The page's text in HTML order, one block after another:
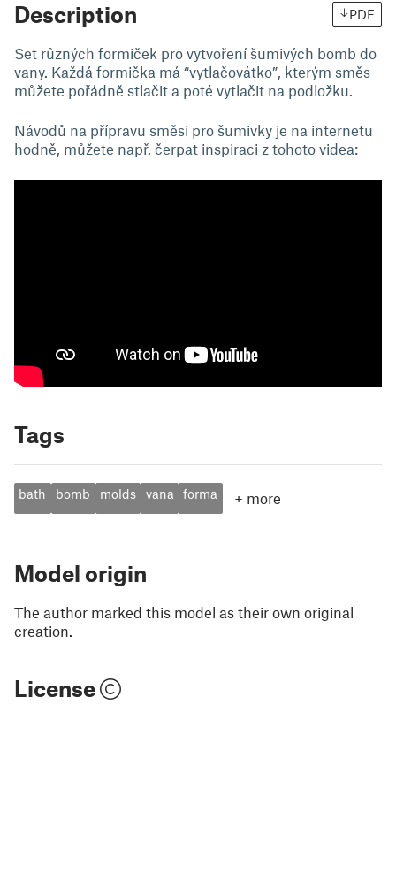
Description PDF
Set různých formiček pro vytvoření šumivých bomb do
vany. Každá formička má “vytlačovátko”, kterým směs
můžete pořádně stlačit a poté vytlačit na podložku.
Návodů na přípravu směsi pro šumivky je na internetu
hodně, můžete např. čerpat inspiraci z tohoto videa:
Tags
bath bomb molds vana forma + more
Model origin
The author marked this model as their own original
creation.
License